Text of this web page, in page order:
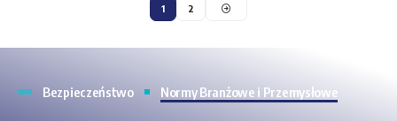
1 2
Bezpieczeństwo Normy Branżowe i Przemysłowe